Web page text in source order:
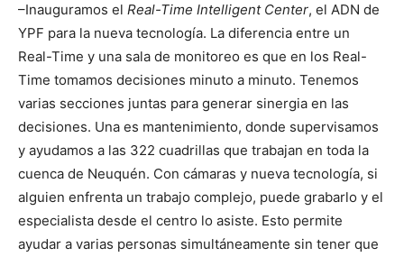
–Inauguramos el Real-Time Intelligent Center, el ADN de
YPF para la nueva tecnología. La diferencia entre un
Real-Time y una sala de monitoreo es que en los Real-
Time tomamos decisiones minuto a minuto. Tenemos
varias secciones juntas para generar sinergia en las
decisiones. Una es mantenimiento, donde supervisamos
y ayudamos a las 322 cuadrillas que trabajan en toda la
cuenca de Neuquén. Con cámaras y nueva tecnología, si
alguien enfrenta un trabajo complejo, puede grabarlo y el
especialista desde el centro lo asiste. Esto permite
ayudar a varias personas simultáneamente sin tener que